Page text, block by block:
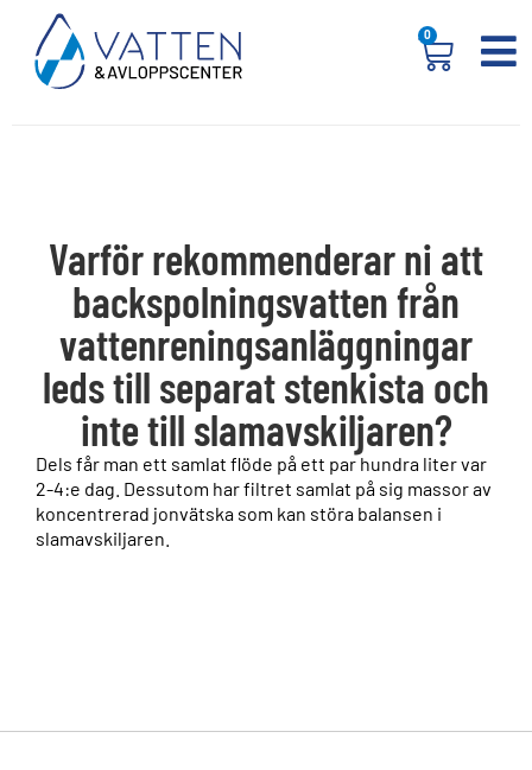
0
Varför rekommenderar ni att
backspolningsvatten från
vattenreningsanläggningar
leds till separat stenkista och
inte till slamavskiljaren?
Dels får man ett samlat flöde på ett par hundra liter var
2-4:e dag. Dessutom har filtret samlat på sig massor av
koncentrerad jonvätska som kan störa balansen i
slamavskiljaren.